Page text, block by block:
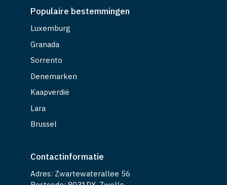
Populaire bestemmingen
Luxemburg
Granada
Sorrento
Denemarken
Kaapverdië
Lara
Brussel
Contactinformatie
Adres: Zwartewaterallee 56